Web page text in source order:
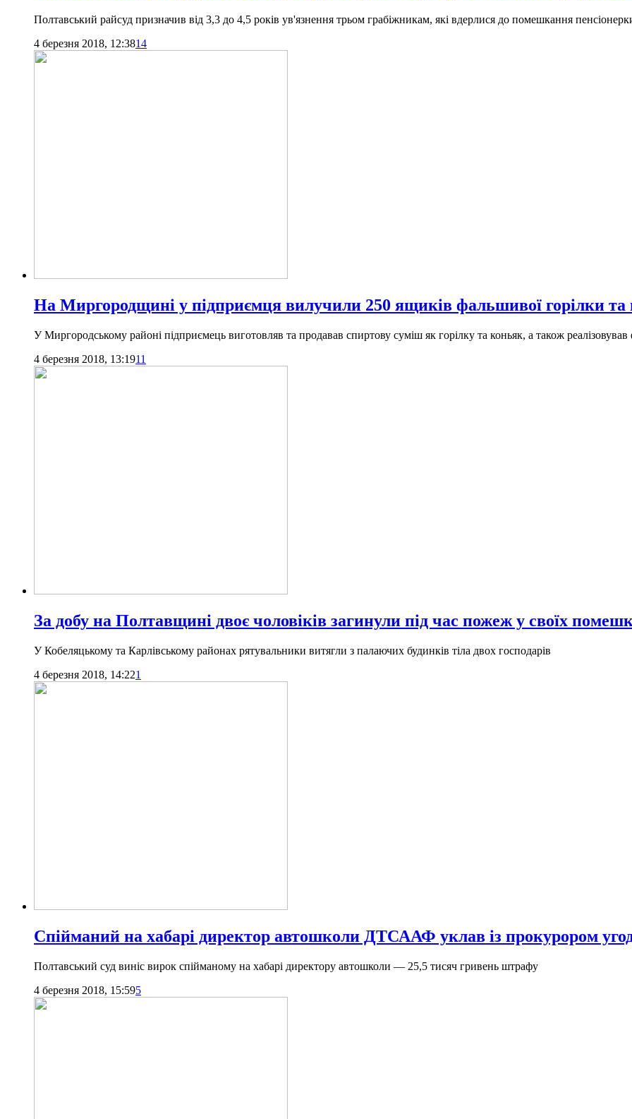
Полтавський райсуд призначив від 3,3 до 4,5 років ув'язнення трьом грабіжникам, які вдерлися до помешкання
4 березня 2018, 12:3814
На Миргородщині у підприємця вилучили 250 ящиків фальшивої горілки та
У Миргородському районі підприємець виготовляв та продавав спиртову суміш як горілку та коньяк, а також реалізовував
4 березня 2018, 13:1911
За добу на Полтавщині двоє чоловіків загинули під час пожеж у своїх
У Кобеляцькому та Карлівському районах рятувальники витягли з палаючих будинків тіла двох господарів
4 березня 2018, 14:221
Спійманий на хабарі директор автошколи ДТСААФ уклав із прокурором
Полтавський суд виніс вирок спійманому на хабарі директору автошколи — 25,5 тисяч гривень штрафу
4 березня 2018, 15:595